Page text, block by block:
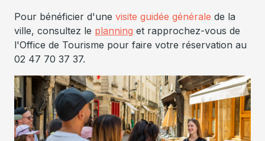
Pour bénéficier d'une visite guidée générale de la
ville, consultez le planning et rapprochez-vous de
l'Office de Tourisme pour faire votre réservation au
02 47 70 37 37.